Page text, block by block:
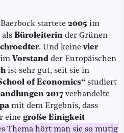
Baerbock startete 2005 im
als Büroleiterin der Grünen-
. Und keine vier
im Vorstand der Europäischen
ist sehr gut, seit sie in
of Economics“ studiert
2017 verhandelte
mit dem Ergebnis, dass
eine große Einigkeit
Thema hört man sie so mutig